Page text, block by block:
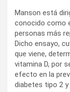
Manson está
conocido como
personas más
Dicho ensayo,
que viene,
vitamina D, por
efecto en la
diabetes tipo 2